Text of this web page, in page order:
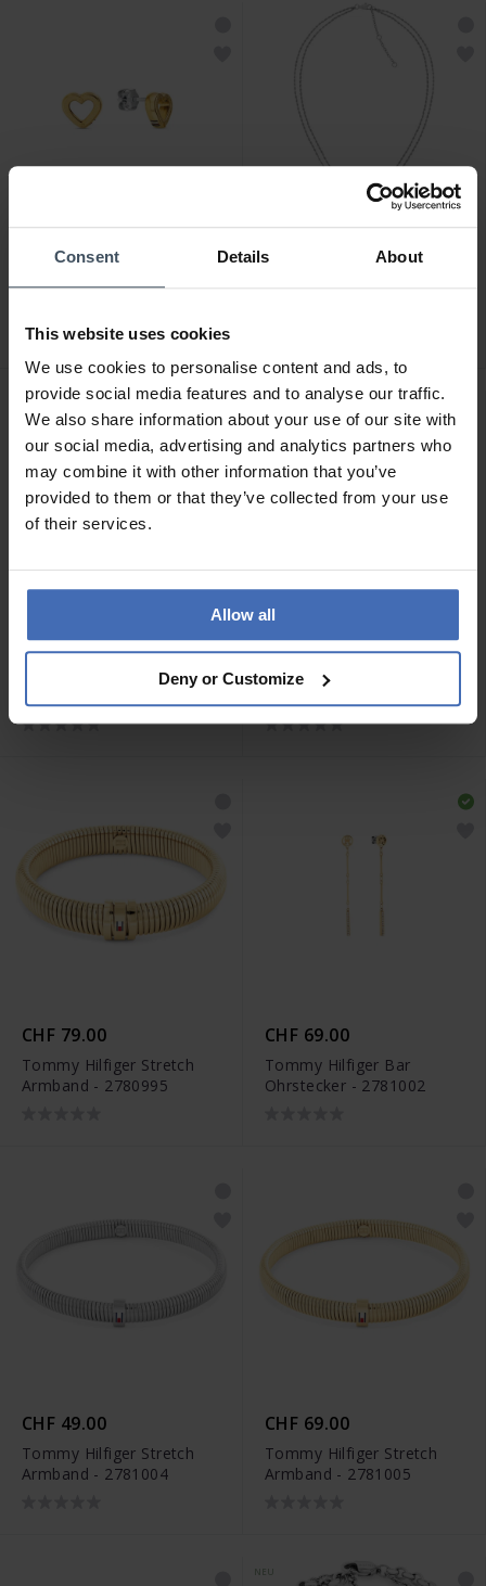
Consent Details About
This website uses cookies
We use cookies to personalise content and ads, to
provide social media features and to analyse our traffic.
We also share information about your use of our site with
our social media, advertising and analytics partners who
may combine it with other information that you’ve
provided to them or that they’ve collected from your use
of their services.
Allow all
Deny or Customize
CHF 49.00
Tommy Hilfiger Toggle
2780972
CHF 69.00
CHF 59.00
Tommy Hilfiger Nautical
CHF 69.00
Tommy Hilfiger Nautical
CHF 79.00
Tommy Hilfiger Stretch
Armband - 2780995
CHF 69.00
Tommy Hilfiger Bar
Ohrstecker - 2781002
CHF 49.00
Tommy Hilfiger Stretch
Armband - 2781004
CHF 69.00
Tommy Hilfiger Stretch
Armband - 2781005